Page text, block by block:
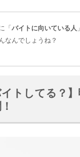
「バイトに向いている人
なんでしょうね？
イトしてる？